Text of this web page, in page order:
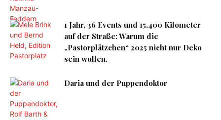
1 Jahr, 36 Events und 15.400 Kilometer
auf der Straße: Warum die
„Pastorplätzchen“ 2025 nicht nur Deko
sein wollen.
Daria und der Puppendoktor